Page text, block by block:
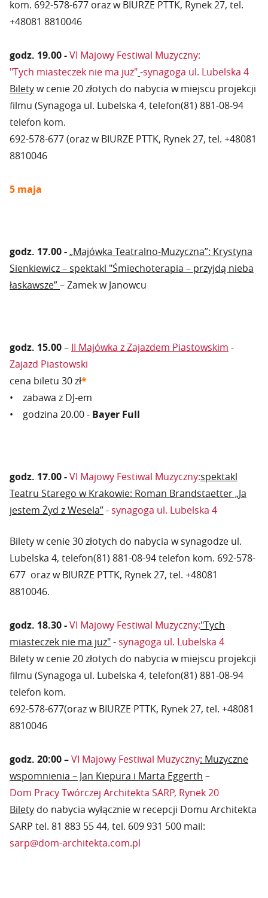
kom. 692-578-677 oraz w BIURZE PTTK, Rynek 27, tel.
+48081 8810046
godz. 19.00 -VI Majowy Festiwal Muzyczny:
"Tych miasteczek nie ma już"-synagoga ul. Lubelska 4
Biletyw cenie 20 złotych do nabycia w miejscu projekcji
filmu (Synagoga ul. Lubelska 4, telefon(81) 881-08-94
telefon kom.
692-578-677 (oraz w BIURZE PTTK, Rynek 27, tel. +48081
8810046
5 maja
godz. 17.00 -„Majówka Teatralno-Muzyczna”: Krystyna
Sienkiewicz – spektakl "Śmiechoterapia – przyjdą nieba
łaskawsze”– Zamek w Janowcu
godz. 15.00– II Majówka z Zajazdem Piastowskim -
Zajazd Piastowski
cena biletu 30 zł*
• zabawa z DJ-em
• godzina 20.00 - Bayer Full
godz. 17.00 -VI Majowy Festiwal Muzyczny:spektakl
Teatru Starego w Krakowie: Roman Brandstaetter „Ja
jestem Żyd z Wesela”- synagoga ul. Lubelska 4
Bilety w cenie 30 złotych do nabycia w synagodze ul.
Lubelska 4, telefon(81) 881-08-94 telefon kom. 692-578-
677 oraz w BIURZE PTTK, Rynek 27, tel. +48081
8810046.
godz. 18.30 -VI Majowy Festiwal Muzyczny:"Tych
miasteczek nie ma już"- synagoga ul. Lubelska 4
Bilety w cenie 20 złotych do nabycia w miejscu projekcji
filmu (Synagoga ul. Lubelska 4, telefon(81) 881-08-94
telefon kom.
692-578-677(oraz w BIURZE PTTK, Rynek 27, tel. +48081
8810046
godz. 20:00 –VI Majowy Festiwal Muzyczny: Muzyczne
wspomnienia – Jan Kiepura i Marta Eggerth –
Dom Pracy Twórczej Architekta SARP, Rynek 20
Bilety do nabycia wyłącznie w recepcji Domu Architekta
SARP tel. 81 883 55 44, tel. 609 931 500 mail:
sarp@dom-architekta.com.pl